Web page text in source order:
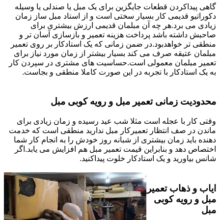
گاهی پیداکردن قطعات جایگزین برای یک مبل یا صندلی یا وسیله
دکوراتیو قدیمی کار بسیار سختی است و از استاد مبل ساز زمان
زیادی می برد.هر چه آن مبلمان قدیمی ارزش بیشتری برای
صاحبش داشته باشد پرداخت هزینه تعمیر و بازسازی آسان تر و
منطقی تر خواهدبود.در ضمن زمانی که یک استادکار بر روی تعمیر
مبلمان عتیقه صرف می کند بسیار بیشتر از زمان مورد نیاز برای
تعمیر مبلمان معمولی است.حساسیت های مشتری در سپردن کار
به یک استادکار با تجربه در این صورت کاملا منطقی و بجاست.
محدودیت زمانی تعمیر مبل و رویه کوبی مبل
وقتی کار با عجله است مثلا شب عید رسیده و زمان زیادی برای
ماندن در صف انتظار تعمیرکار مبل ندارید منطقی است که خدمت
دهنده باید زمان بیشتری از شبانه روز خودش را به انجام کار شما
اختصاص دهد و بنابراین قیمت تعمیر مبل هم افزایش می یابد.اگر
شانس بیاورید و یک استادکار خلوت پیداکنید.
ایاب و ذهاب تعمیر
مبل و رویه کوبی
مبل